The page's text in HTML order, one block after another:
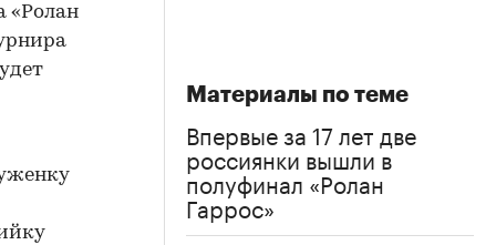
«Ролан
Материалы по теме
Впервые за 17 лет две
россиянки вышли в
полуфинал «Ролан
Гаррос»